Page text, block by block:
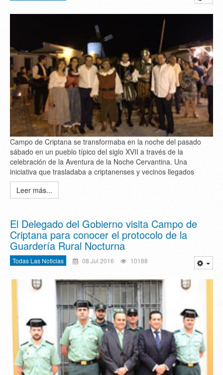
Campo de Criptana se transformaba en la noche del pasado
sábado en un pueblo típico del siglo XVII a través de la
celebración de la Aventura de la Noche Cervantina. Una
iniciativa que trasladaba a criptanenses y vecinos llegados
Leer más...
El Delegado del Gobierno visita Campo de
Criptana para conocer el protocolo de la
Guardería Rural Nocturna
Todas Las Noticias 08 Jul 2016 10188